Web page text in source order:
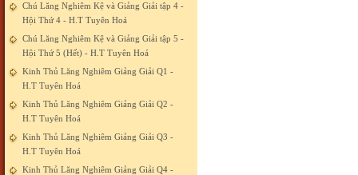
Chú Lăng Nghiêm Kệ và Giảng Giải tập 4 -
Hội Thứ 4 - H.T Tuyên Hoá
Chú Lăng Nghiêm Kệ và Giảng Giải tập 5 -
Hội Thứ 5 (Hết) - H.T Tuyên Hoá
Kinh Thủ Lăng Nghiêm Giảng Giải Q1 -
H.T Tuyên Hoá
Kinh Thủ Lăng Nghiêm Giảng Giải Q2 -
H.T Tuyên Hoá
Kinh Thủ Lăng Nghiêm Giảng Giải Q3 -
H.T Tuyên Hoá
Kinh Thủ Lăng Nghiêm Giảng Giải Q4 -